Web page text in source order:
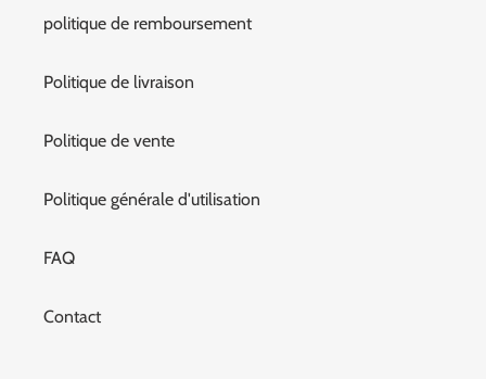
politique de remboursement
Politique de livraison
Politique de vente
Politique générale d'utilisation
FAQ
Contact